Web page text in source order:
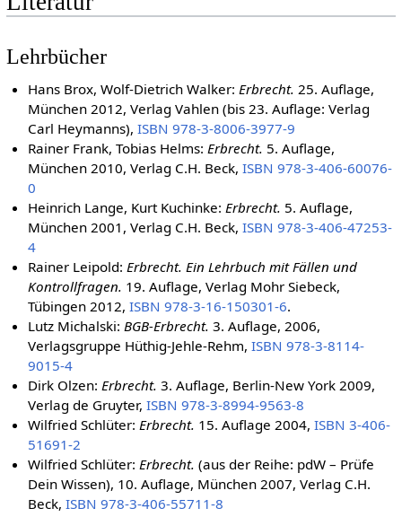
Literatur
Hans Brox, Wolf-Dietrich Walker:Erbrecht.25. Auflage,
München 2012, Verlag Vahlen (bis 23. Auflage: Verlag
Carl Heymanns),ISBN 978-3-8006-3977-9
Rainer Frank, Tobias Helms:Erbrecht.5. Auflage,
München 2010, Verlag C.H. Beck,
0
Heinrich Lange, Kurt Kuchinke:Erbrecht.5. Auflage,
München 2001, Verlag C.H. Beck,
4
Rainer Leipold:Erbrecht. Ein Lehrbuch mit Fällen und
Kontrollfragen.19. Auflage, Verlag Mohr Siebeck,
Tübingen 2012,ISBN 978-3-16-150301-6.
Lutz Michalski: BGB-Erbrecht.3. Auflage, 2006,
Verlagsgruppe Hüthig-Jehle-Rehm,
9015-4
Dirk Olzen:Erbrecht.3. Auflage, Berlin-New York 2009,
Verlag de Gruyter,ISBN 978-3-8994-9563-8
Wilfried Schlüter:
51691-2
Wilfried Schlüter: Erbrecht. (aus der Reihe: pdW – Prüfe
Dein Wissen), 10. Auflage, München 2007, Verlag C.H.